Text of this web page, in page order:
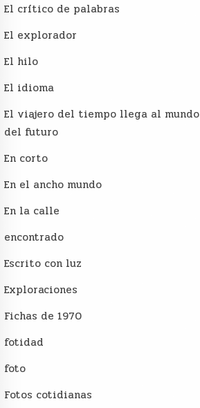
El crí­tico de palabras
El explorador
El hilo
El idioma
El viajero del tiempo llega al mundo
del futuro
En corto
En el ancho mundo
En la calle
encontrado
Escrito con luz
Exploraciones
Fichas de 1970
fotidad
foto
Fotos cotidianas